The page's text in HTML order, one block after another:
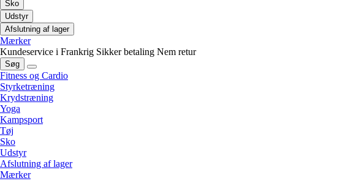
Sko
Udstyr
Afslutning af lager
Mærker
Kundeservice i Frankrig Sikker betaling Nem retur
Søg
Fitness og Cardio
Styrketræning
Krydstræning
Yoga
Kampsport
Tøj
Sko
Udstyr
Afslutning af lager
Mærker